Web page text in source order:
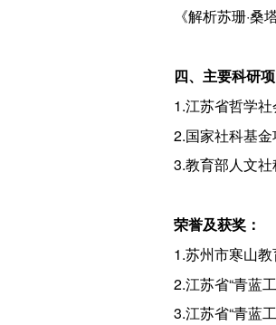
《解析苏珊·
四、主要科研
1.江苏省哲学
2.国家社科基
3.教育部人文
荣誉及获奖：
1.苏州市寒山教
2.江苏省“青蓝
3.江苏省“青蓝